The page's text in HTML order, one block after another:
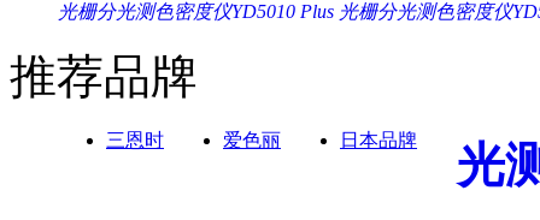
光栅分光测色密度仪YD5010 Plus 光栅分光测色密度仪
推荐品牌
三恩时 爱色丽 日本品牌 光